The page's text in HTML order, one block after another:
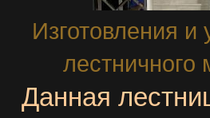
Изготовления и
лестничного
Данная